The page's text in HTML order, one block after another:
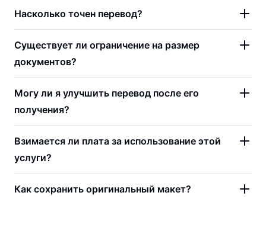
Насколько точен перевод?
Существует ли ограничение на размер
документов?
Могу ли я улучшить перевод после его
получения?
Взимается ли плата за использование этой
услуги?
Как сохранить оригинальный макет?